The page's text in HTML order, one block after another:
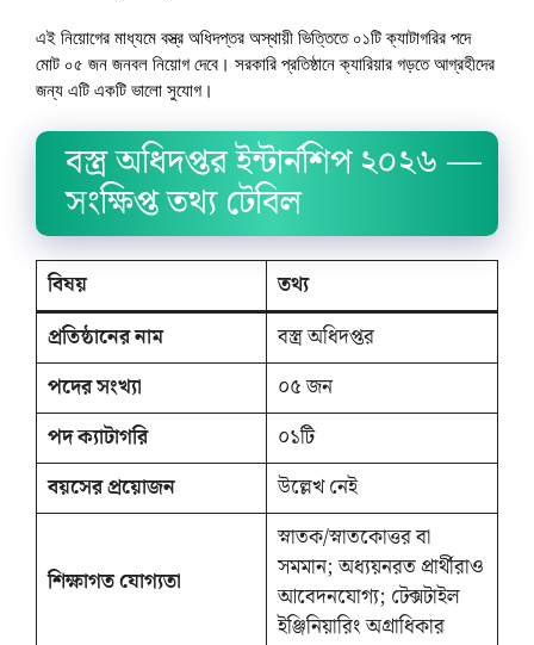
এই নিয়োগের মাধ্যমে বস্ত্র অধিদপ্তর অস্থায়ী ভিত্তিতে ০১টি ক্যাটাগরির পদে
মোট ০৫ জন জনবল নিয়োগ দেবে। সরকারি প্রতিষ্ঠানে ক্যারিয়ার গড়তে আগ্রহীদের
জন্য এটি একটি ভালো সুযোগ।
বস্ত্র অধিদপ্তর ইন্টার্নশিপ ২০২৬ —
সংক্ষিপ্ত তথ্য টেবিল
বিষয়
তথ্য
প্রতিষ্ঠানের নাম
বস্ত্র অধিদপ্তর
পদের সংখ্যা
০৫ জন
পদ ক্যাটাগরি
০১টি
বয়সের প্রয়োজন
উল্লেখ নেই
শিক্ষাগত যোগ্যতা
স্নাতক/স্নাতকোত্তর বা
সমমান; অধ্যয়নরত প্রার্থীরাও
আবেদনযোগ্য; টেক্সটাইল
ইঞ্জিনিয়ারিং অগ্রাধিকার